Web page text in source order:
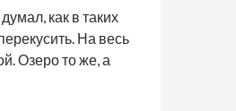
как в таких
На весь
Озеро то же, а